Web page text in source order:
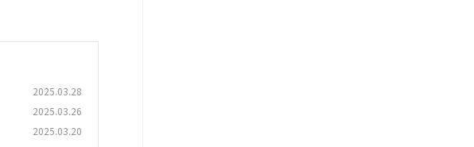
2025.03.28
2025.03.26
2025.03.20